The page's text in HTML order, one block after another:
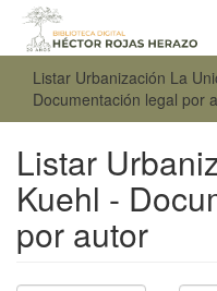
Listar Urbanización La
Documentación legal por
Listar
Kuehl -
por autor